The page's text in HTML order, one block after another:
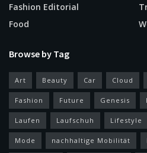
Fashion Editorial
Food
Browse by Tag
Art Beauty Car Cloud
Fashion Future Genesis
Laufen Laufschuh Lifestyle
Mode nachhaltige Mobilität